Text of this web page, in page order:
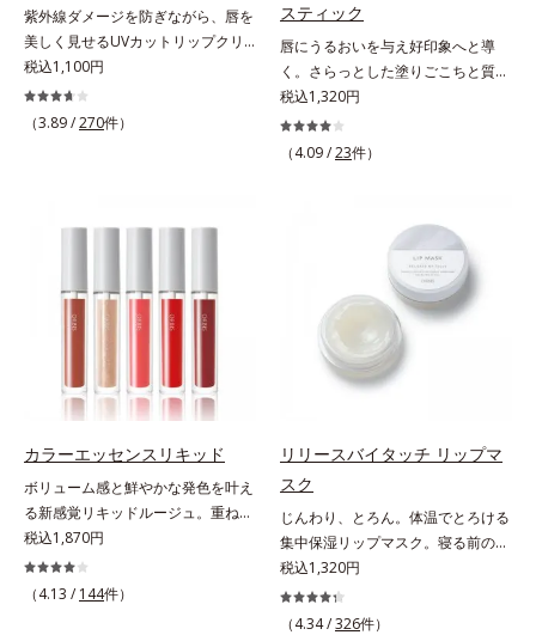
リリルシラン配合＝保湿成分*5 ス
クワラン、ヒアルロン酸Na、加水
分解コラーゲン
る *2 シリカ、酸化チタン、トリエ
トキシカプリリルシラン、アルニカ
花エキス＝唇にうるおいを与える効
果と、凹凸を補正して見せる効果を
併せ持つ成分*3 ダイマージリノー
ル酸ダイマージリノレイルビス（ベ
発色を叶える成分*4 ラウリルPEG‐
10トリス（トリメチルシロキシ）シ
リルエチルジメチコン＝水分によっ
て密着性を向上させ色持ちを叶える
紫外線ダメージを防ぎながら、唇を
美しく見せるUVカットリップクリ
ーム。UV対策を忘れがちな唇に。
紫外線をカットしながら、顔色をパ
ッと明るく見せるUVカットリップ
種類の保湿成分（加水分解コラーゲ
ン、ゲットウ葉エキス）を配合して
いるから、カサつき・くすみ(*)など
ち。通常色は、どんな肌色にも似合
うカラーで、唇を美しく魅せながら
ケアします。マスクに色移りしにく
いので、気兼ねなく使えます。口紅
の下地としてもおすすめです。
税込1,100円
（3.89 /270件）
スティック
唇にうるおいを与え好印象へと導
く。さらっとした塗りごこちと質感
で自然で好印象な口元に。さらっと
した軽やかな塗りごこちでありなが
らも、唇にうるおいを与える「モイ
リームはべたつくから苦手」という
リップクリームに苦手意識を感じる
方でも使用しやすい設計に。ツヤを
抑えた質感で、自然で好印象な口元
へと導きます。3種の植物性保湿成
分を組み合わせた「MULTI-３※」
を配合。さらに、ミツロウ、ヒアル
ス、ビワ葉エキス、カミツレ花エキ
税込1,320円
（4.09 /23件）
カラーエッセンスリキッド
ボリューム感と鮮やかな発色を叶え
る新感覚リキッドルージュ。重ねる
ほど、鮮やかにボリューミーに。1
本で美しい仕上がりを叶えるリキッ
ドルージュです。唇の凹凸を均一に
税込1,870円
（4.13 / 144件）
リリースバイタッチ リップマ
スク
じんわり、とろん。体温でとろける
集中保湿リップマスク。寝る前のひ
と塗りでやわらかな唇へ。集中保湿
リップマスクです。バームのような
固めのテクスチャーが体温でじんわ
税込1,320円
（4.34 /326件）